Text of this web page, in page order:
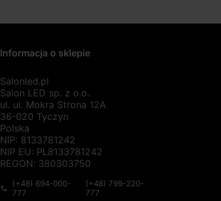
Informacja o sklepie
Salonled.pl
Salon LED sp. z o.o.
ul. ul. Mokra Strona 12A
36-020 Tyczyn
Polska
NIP: 8133781242
NIP EU: PL8133781242
REGON: 380303750
phone
(+48) 694-000-
777
(+48) 799-220-
777